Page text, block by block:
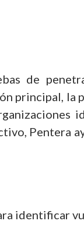
de
principal, la
Pentera
identificar